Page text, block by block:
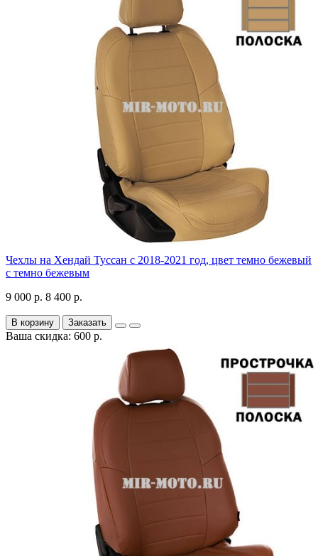
Чехлы на Хендай Туссан с 2018-2021 год, цвет темно бежевый
с темно бежевым
9 000 р. 8 400 р.
В корзину Заказать
Ваша скидка: 600 р.